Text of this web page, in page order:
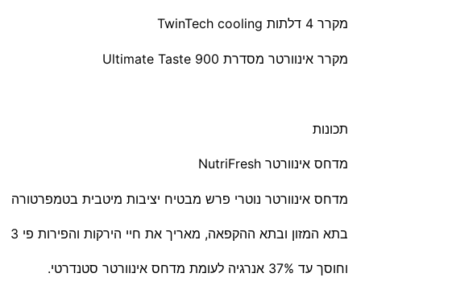
מקרר 4 דלתות TwinTech cooling
מקרר אינוורטר מסדרת Ultimate Taste 900
תכונות
מדחס אינוורטר NutriFresh
מדחס אינוורטר נוטרי פרש מבטיח יציבות מיטבית בטמפרטורה
בתא המזון ובתא ההקפאה, מאריך את חיי הירקות והפירות פי 3
וחוסך עד 37% אנרגיה לעומת מדחס אינוורטר סטנדרטי.